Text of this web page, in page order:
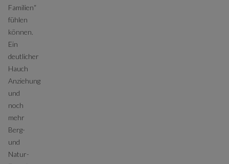
Familien“
fühlen
können.
Ein
deutlicher
Hauch
Anziehung
und
noch
mehr
Berg-
und
Natur-